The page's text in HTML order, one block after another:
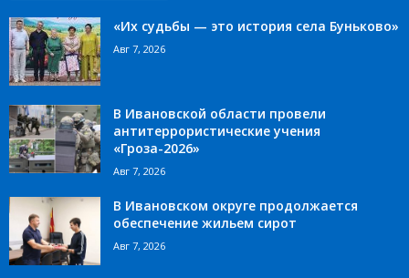
«Их судьбы — это история села Буньково»
Авг 7, 2026
В Ивановской области провели
антитеррористические учения
«Гроза-2026»
Авг 7, 2026
В Ивановском округе продолжается
обеспечение жильем сирот
Авг 7, 2026